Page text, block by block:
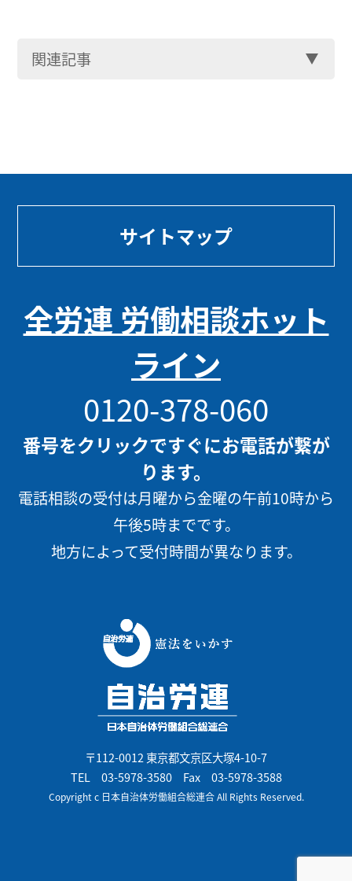
関連記事
サイトマップ
全労連 労働相談ホット
ライン
0120-378-060
番号をクリックですぐにお電話が繋が
ります。
電話相談の受付は月曜から金曜の午前10時から
午後5時までです。
地方によって受付時間が異なります。
〒112-0012 東京都文京区大塚4-10-7
TEL 03-5978-3580Fax 03-5978-3588
Copyright c 日本自治体労働組合総連合 All Rights Reserved.